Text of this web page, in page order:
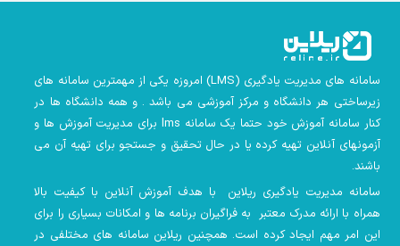
سامانه های مدیریت یادگیری (LMS) امروزه یکی از مهمترین سامانه های
زیرساختی هر دانشگاه و مرکز آموزشی می باشد . و همه دانشگاه ها در
کنار سامانه آموزش خود حتما یک سامانه lms
برای مدیریت آموزش ها و
آزمونهای آنلاین تهیه کرده یا در حال تحقیق و جستجو برای تهیه آن می
باشند.
سامانه مدیریت یادگیری ریلاین با هدف آموزش آنلاین با کیفیت بالا
همراه با ارائه مدرک معتبر به فراگیران برنامه ها و امکانات بسیاری را برای
این امر مهم ایجاد کرده است. همچنین ریلاین سامانه های مختلفی در